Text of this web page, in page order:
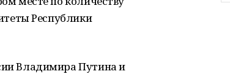
Республики
Владимира Путина и